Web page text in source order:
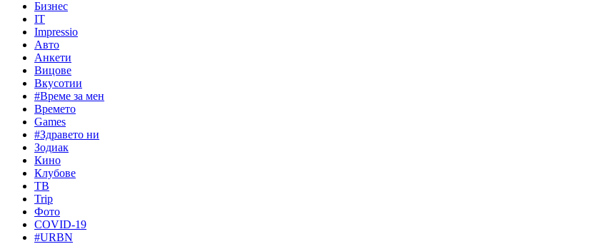
Бизнес
IT
Impressio
Авто
Анкети
Вицове
Вкусотии
#Време за мен
Времето
Games
#Здравето ни
Зодиак
Кино
Клубове
ТВ
Trip
Фото
COVID-19
#URBN